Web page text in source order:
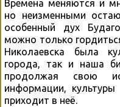
Времена меняются и
но неизменными
особенный дух
можно только
Николаевска была
города, так и наша
продолжая свою
информации,
приходит в неё.